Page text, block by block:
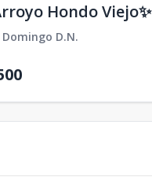
Hondo Viejo✨
D.N.